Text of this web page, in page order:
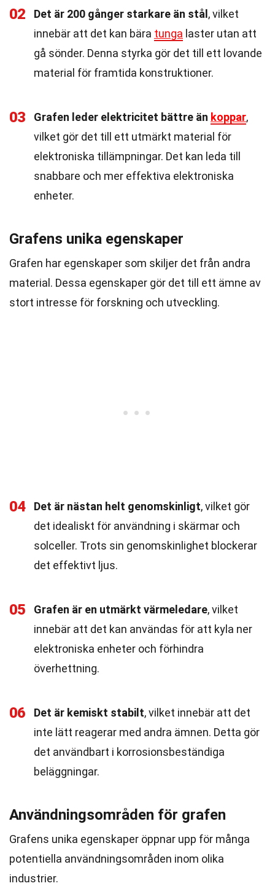
02 Det är 200 gånger starkare än stål , vilket
innebär att det kan bära tunga laster utan att
gå sönder. Denna styrka gör det till ett lovande
material för framtida konstruktioner.
03 Grafen leder elektricitet bättre än koppar,
vilket gör det till ett utmärkt material för
elektroniska tillämpningar. Det kan leda till
snabbare och mer effektiva elektroniska
enheter.
Grafens unika egenskaper
Grafen har egenskaper som skiljer det från andra
material. Dessa egenskaper gör det till ett ämne av
stort intresse för forskning och utveckling.
04 Det är nästan helt genomskinligt, vilket gör
det idealiskt för användning i skärmar och
solceller. Trots sin genomskinlighet blockerar
det effektivt ljus.
05 Grafen är en utmärkt värmeledare, vilket
innebär att det kan användas för att kyla ner
elektroniska enheter och förhindra
överhettning.
06 Det är kemiskt stabilt, vilket innebär att det
inte lätt reagerar med andra ämnen. Detta gör
det användbart i korrosionsbeständiga
beläggningar.
Användningsområden för grafen
Grafens unika egenskaper öppnar upp för många
potentiella användningsområden inom olika
industrier.